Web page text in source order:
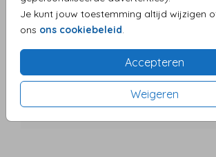
Je kunt jouw toestemming altijd wijzigen
ons ons cookiebeleid
Accepteren
Weigeren